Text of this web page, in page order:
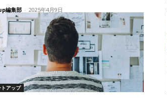
編集部 - 2025年4月9日
アップ